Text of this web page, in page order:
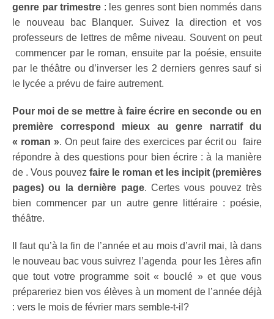
genre par trimestre : les genres sont bien nommés dans
le nouveau bac Blanquer. Suivez la direction et vos
professeurs de lettres de même niveau. Souvent on peut
commencer par le roman, ensuite par la poésie, ensuite
par le théâtre ou d’inverser les 2 derniers genres sauf si
le lycée a prévu de faire autrement.
Pour moi de se mettre à faire écrire en seconde ou en
première correspond mieux au genre narratif du
« roman ». On peut faire des exercices par écrit ou faire
répondre à des questions pour bien écrire : à la manière
de . Vous pouvez faire le roman et les incipit (premières
pages) ou la dernière page. Certes vous pouvez très
bien commencer par un autre genre littéraire : poésie,
théâtre.
Il faut qu’à la fin de l’année et au mois d’avril mai, là dans
le nouveau bac vous suivrez l’agenda pour les 1ères afin
que tout votre programme soit « bouclé » et que vous
prépareriez bien vos élèves à un moment de l’année déjà
: vers le mois de février mars semble-t-il?